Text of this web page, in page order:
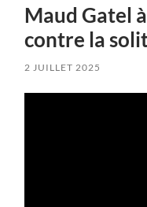
Maud Gatel
contre la
2 JUILLET 2025